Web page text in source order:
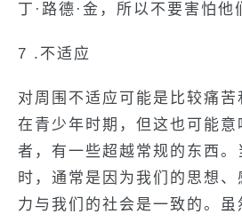
丁·路德·金，所以不要害怕他
7 .不适应
对周围不适应可能是比较痛
在青少年时期，但这也可能
者，有一些超越常规的东西。
时，通常是因为我们的思想
力与我们的社会是一致的。虽